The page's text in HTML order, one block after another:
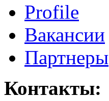
Profile
Вакансии
Партнеры
Контакты: